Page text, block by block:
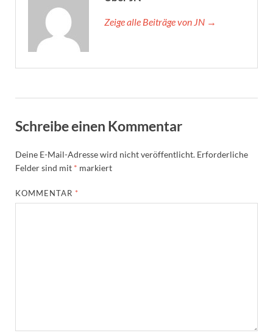
Zeige alle Beiträge von JN →
Schreibe einen Kommentar
Deine E-Mail-Adresse wird nicht veröffentlicht. Erforderliche
Felder sind mit * markiert
KOMMENTAR *